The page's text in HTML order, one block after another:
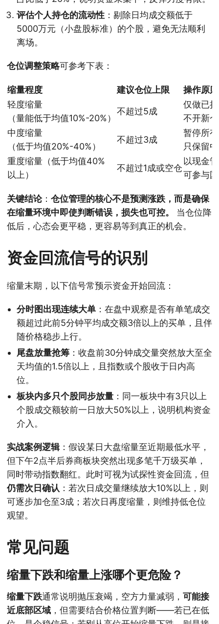
评估个人持仓的流动性 ：剔除日均成交额低于
5000万元（小盘股标准）的个股，避免无法顺利
离场。
仓位调整策略可参考下表：
缩量程度 建议仓位上限
操作原则
轻度缩量
（量能低于均值10%-20%）
不超过5成
仅做已
不开新仓
中度缩量
（低于均值20%-40%）
不超过3成
暂停所
只保留
重度缩量（低于均值40%
以上）
不超过1成或空仓
以现金
可参与
关键结论： 仓位管理的核心不是预测涨跌，而是确保
在缩量环境中即使判断错误，损失也可控。
当仓位降
低后，心态会更平稳，更容易等到真正的机会。
资金回流信号的识别
缩量末期，以下信号常预示资金开始回流：
分时图出现连续大单 ：在盘中观察是否有单笔成交
额超过此前5分钟平均成交额3倍以上的买单，且伴
随价格稳步上行。
尾盘放量抢筹 ：收盘前30分钟成交量突然放大至全
天均值的1.5倍以上，且指数或个股收于日内高
位。
板块内多只个股同步放量 ：同一板块中有3只以上
个股成交额较前一日放大50%以上，说明机构资金
介入。
实战案例逻辑：假设某日大盘缩量至近期最低水平，
但下午2点半后券商板块突然出现多笔千万级买单，
同时带动指数翻红。此时可视为试探性资金回流，但
仍需次日确认 ：若次日成交量继续放大10%以上，则
可逐步加仓至3成；若次日再度缩量，则维持低仓位
观望。
常见问题
缩量下跌和缩量上涨哪个更危险？
缩量下跌通常说明抛压衰竭，空方力量减弱， 可能接
近底部区域 ，但需要结合价格位置判断——若已在低